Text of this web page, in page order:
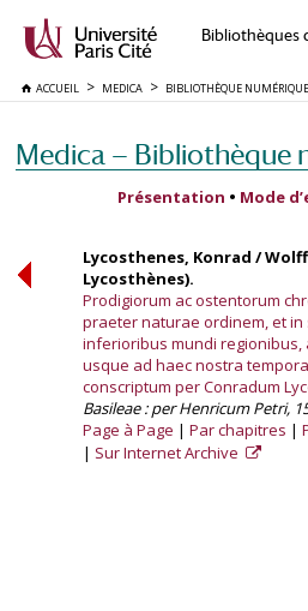
Bibliothèques
ACCUEIL MEDICA BIBLIOTHÈQUE NUMÉRIQUE
Medica — Bibliothèque
Présentation • Mode
Lycosthenes, Konrad /
Lycosthènes).
Prodigiorum ac ostentorum
praeter naturae ordinem, et
inferioribus mundi regionibus,
usque ad haec nostra
conscriptum per Conradum
Basileae : per Henricum Petri,
Page à Page
Par chapitres
Sur Internet Archive